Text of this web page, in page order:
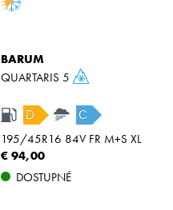
BARUM
QUARTARIS 5
D C
195/45R16 84V FR M+S XL
€ 94,00
DOSTUPNÉ